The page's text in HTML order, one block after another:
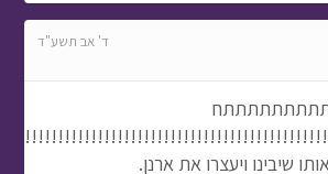
ד' אב תשע"ד
שיבינו ויעצרו את ארנן.